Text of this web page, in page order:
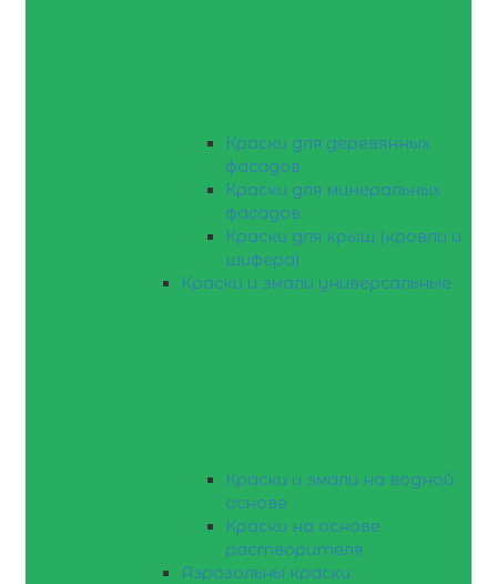
Краски для деревянных
фасадов
Краски для минеральных
фасадов
Краски для крыш (кровли и
шифера)
Краски и эмали универсальные
Краски и эмали на водной
основе
Краски на основе
растворителя
Аэрозольны краски